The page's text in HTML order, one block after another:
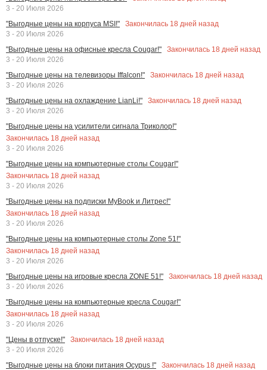
3 - 20 Июля 2026
"Выгодные цены на корпуса MSI!"
Закончилась 18 дней назад
3 - 20 Июля 2026
"Выгодные цены на офисные кресла Cougar!"
Закончилась 18 дней назад
3 - 20 Июля 2026
"Выгодные цены на телевизоры Iffalcon!"
Закончилась 18 дней назад
3 - 20 Июля 2026
"Выгодные цены на охлаждение LianLi!"
Закончилась 18 дней назад
3 - 20 Июля 2026
"Выгодные цены на усилители сигнала Триколор!"
Закончилась 18 дней назад
3 - 20 Июля 2026
"Выгодные цены на компьютерные столы Cougar!"
Закончилась 18 дней назад
3 - 20 Июля 2026
"Выгодные цены на подписки MyBook и Литрес!"
Закончилась 18 дней назад
3 - 20 Июля 2026
"Выгодные цены на компьютерные столы Zone 51!"
Закончилась 18 дней назад
3 - 20 Июля 2026
"Выгодные цены на игровые кресла ZONE 51!"
Закончилась 18 дней назад
3 - 20 Июля 2026
"Выгодные цены на компьютерные кресла Cougar!"
Закончилась 18 дней назад
3 - 20 Июля 2026
"Цены в отпуске!"
Закончилась 18 дней назад
3 - 20 Июля 2026
"Выгодные цены на блоки питания Ocypus !"
Закончилась 18 дней назад